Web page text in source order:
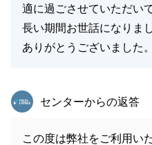
適に過ごさせていただい
長い期間お世話になりまし
ありがとうございました。
東急リバブル
センターからの返答
この度は弊社をご利用い